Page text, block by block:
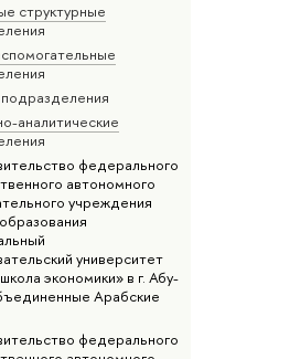
структурные
аналитические
федерального
автономного
учреждения
университет
экономики» в г. Абу-
Арабские
федерального